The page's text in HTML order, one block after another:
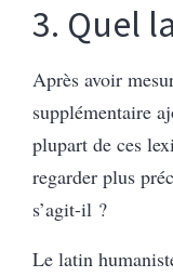
3. Quel
Après avoir
supplémentaire
plupart de ces
regarder plus
s’agit-il ?
Le latin